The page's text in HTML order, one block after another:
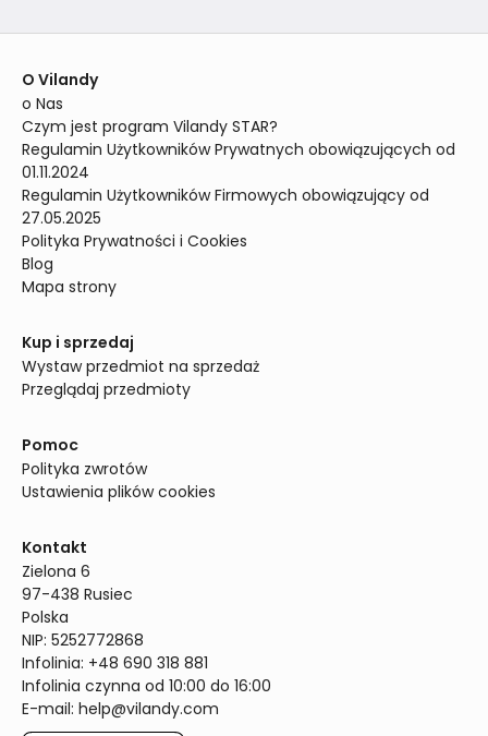
O Vilandy
o Nas
Czym jest program Vilandy STAR?
Regulamin Użytkowników Prywatnych obowiązujących od
01.11.2024
Regulamin Użytkowników Firmowych obowiązujący od
27.05.2025
Polityka Prywatności i Cookies
Blog
Mapa strony
Kup i sprzedaj
Wystaw przedmiot na sprzedaż
Przeglądaj przedmioty
Pomoc
Polityka zwrotów
Ustawienia plików cookies
Kontakt
Zielona 6
97-438 Rusiec
Polska
NIP: 5252772868
Infolinia: +48 690 318 881
Infolinia czynna od 10:00 do 16:00
E-mail: help@vilandy.com